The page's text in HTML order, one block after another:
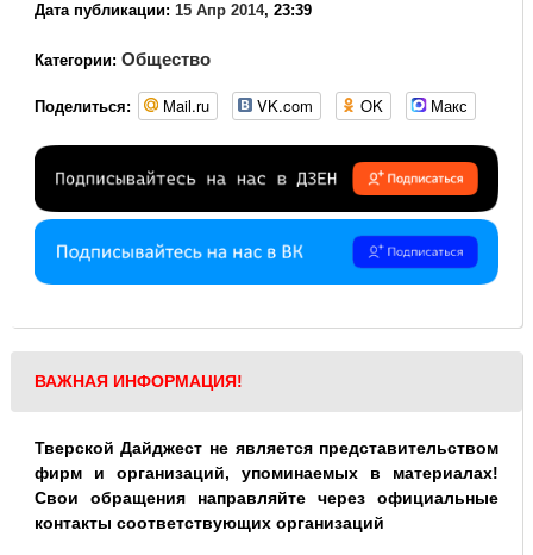
Дата публикации: 15 Апр 2014, 23:39
Категории: Общество
Поделиться: Mail.ru VK.com OK Макс
ВАЖНАЯ ИНФОРМАЦИЯ!
Тверской Дайджест не является представительством
фирм и организаций, упоминаемых в материалах!
Свои обращения направляйте через официальные
контакты соответствующих организаций